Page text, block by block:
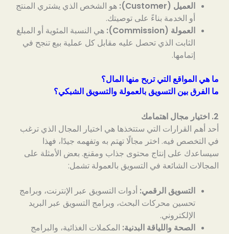
العميل (Customer):
هو الشخص الذي يشتري المنتج
أو الخدمة بناءً على توصيتك.
العمولة (Commission):
هي النسبة المئوية أو المبلغ
الثابت الذي تحصل عليه مقابل كل عملية بيع تنجح في
إتمامها.
ما هي المواقع التي تربح منها المال؟
ما الفرق بين التسويق بالعمولة والتسويق الشبكي؟
2. اختيار مجال اهتمامك
أحد أهم القرارات التي ستتخذها هي اختيار المجال الذي ترغب
في التخصص فيه. اختر مجالًا تهتم به وتفهمه جيدًا، فهذا
سيساعدك على إنتاج محتوى جذاب ومقنع. بعض الأمثلة على
المجالات الشائعة في التسويق بالعمولة تشمل:
التسويق الرقمي: أدوات التسويق عبر الإنترنت، وبرامج
تحسين محركات البحث، وبرامج التسويق عبر البريد
الإلكتروني.
الصحة واللياقة البدنية: المكملات الغذائية، والبرامج